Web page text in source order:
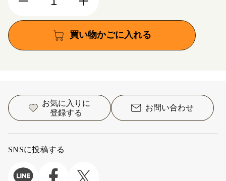
買い物かごに入れる
お気に入りに
登録する
お問い合わせ
SNSに投稿する